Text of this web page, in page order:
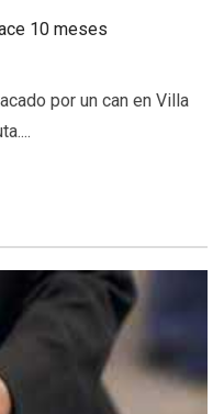
10 meses
por un can en Villa